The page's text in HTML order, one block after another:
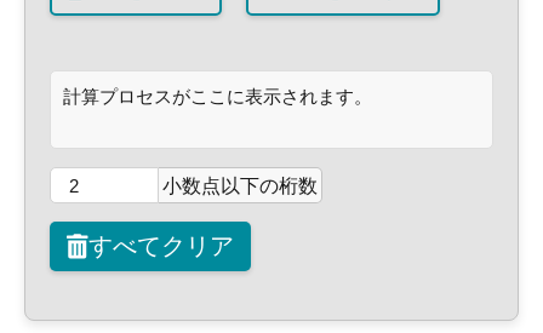
計算プロセスがここに表示されます。
小数点以下の桁数
すべてクリア